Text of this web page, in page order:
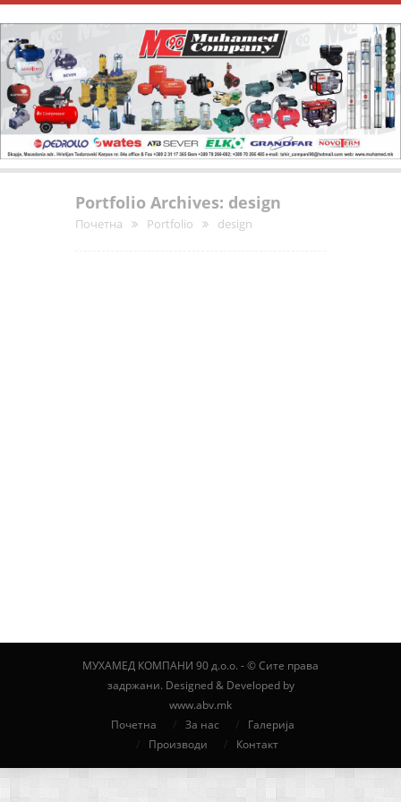
Portfolio Archives: design
Почетна Portfolio design
МУХАМЕД КОМПАНИ 90 д.о.о. - © Сите права
задржани. Designed & Developed by
www.abv.mk
Почетна
За нас
Галерија
Производи
Контакт